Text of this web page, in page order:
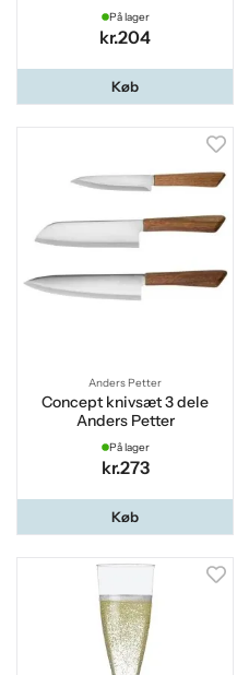
På lager
kr.204
Køb
Anders Petter
Concept knivsæt 3 dele
Anders Petter
På lager
kr.273
Køb